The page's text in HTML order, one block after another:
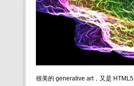
很美的 generative art，又是 HTML5